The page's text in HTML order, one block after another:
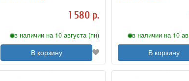
1 580 р.
в наличии на 10 августа (пн)
В корзину
в наличии на 10
В корзину